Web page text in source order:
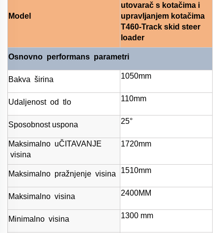
Model
utovarač s kotačima i
upravljanjem kotačima
T460-Track skid steer
loader
Osnovno performans parametri
Bakva širina 1050mm
Udaljenost od tlo 110mm
Sposobnost uspona 25°
Maksimalno uČITAVANJE
visina
1720mm
Maksimalno pražnjenje visina 1510mm
Maksimalno visina 2400MM
Minimalno visina 1300 mm